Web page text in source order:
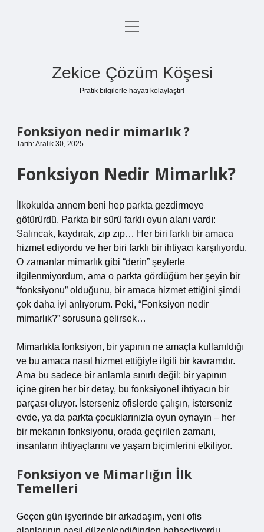
Anasayfa
Yasal Uyarı
menüyü
Zekice Çözüm Köşesi
Pratik bilgilerle hayatı kolaylaştır!
Fonksiyon nedir mimarlık ?
Tarih: Aralık 30, 2025
Fonksiyon Nedir Mimarlık?
İlkokulda annem beni hep parkta gezdirmeye
götürürdü. Parkta bir sürü farklı oyun alanı vardı:
Salıncak, kaydırak, zıp zıp… Her biri farklı bir amaca
hizmet ediyordu ve her biri farklı bir ihtiyacı karşılıyordu.
O zamanlar mimarlık gibi “derin” şeylerle
ilgilenmiyordum, ama o parkta gördüğüm her şeyin bir
“fonksiyonu” olduğunu, bir amaca hizmet ettiğini şimdi
çok daha iyi anlıyorum. Peki, “Fonksiyon nedir
mimarlık?” sorusuna gelirsek…
Mimarlıkta fonksiyon, bir yapının ne amaçla kullanıldığı
ve bu amaca nasıl hizmet ettiğiyle ilgili bir kavramdır.
Ama bu sadece bir anlamla sınırlı değil; bir yapının
içine giren her bir detay, bu fonksiyonel ihtiyacın bir
parçası oluyor. İsterseniz ofislerde çalışın, isterseniz
evde, ya da parkta çocuklarınızla oyun oynayın – her
bir mekanın fonksiyonu, orada geçirilen zamanı,
insanların ihtiyaçlarını ve yaşam biçimlerini etkiliyor.
Fonksiyon ve Mimarlığın İlk
Temelleri
Geçen gün işyerinde bir arkadaşım, yeni ofis